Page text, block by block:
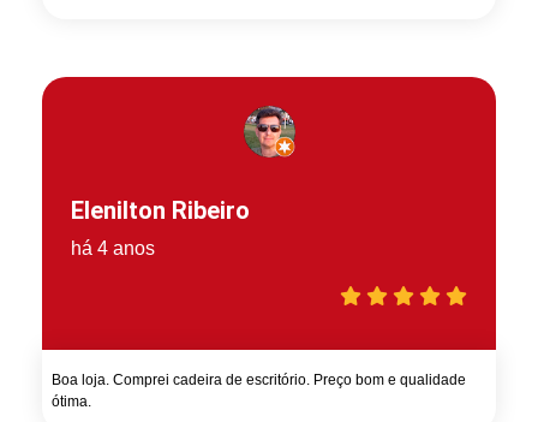
Elenilton Ribeiro
há 4 anos
Boa loja. Comprei cadeira de escritório. Preço bom e qualidade
ótima.